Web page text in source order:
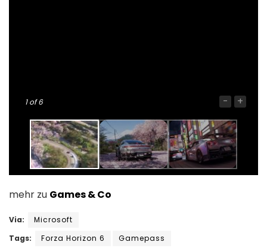
1of 6 - +
mehr zu Games & Co
Via:
Microsoft
Tags:
Forza Horizon 6
Gamepass